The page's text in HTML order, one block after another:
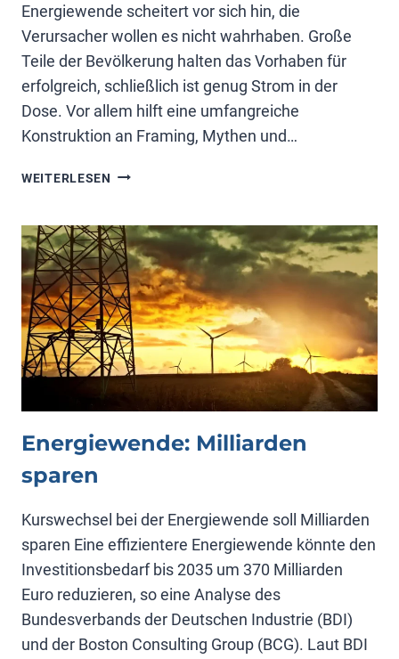
Energiewende scheitert vor sich hin, die
Verursacher wollen es nicht wahrhaben. Große
Teile der Bevölkerung halten das Vorhaben für
erfolgreich, schließlich ist genug Strom in der
Dose. Vor allem hilft eine umfangreiche
Konstruktion an Framing, Mythen und…
WEITERLESEN ENERGIEWENDE
SICH
HIN
Energiewende: Milliarden
sparen
Kurswechsel bei der Energiewende soll Milliarden
sparen Eine effizientere Energiewende könnte den
Investitionsbedarf bis 2035 um 370 Milliarden
Euro reduzieren, so eine Analyse des
Bundesverbands der Deutschen Industrie (BDI)
und der Boston Consulting Group (BCG). Laut BDI